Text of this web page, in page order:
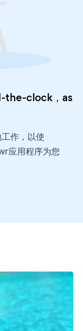
the-clock，as
作，以使
应用程序为您